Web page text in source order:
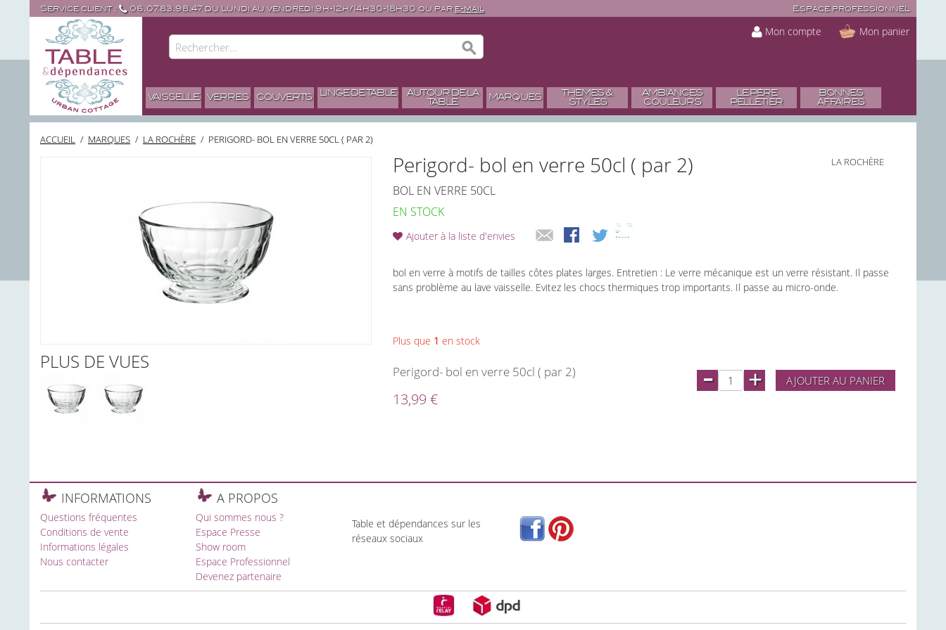
Service client : 06.07.83.98.47 du Lundi au vendredi 9h-12h/14h30-18h30 ou par e-mail Espace professionnel
Mon compte Mon panier
VAISSELLE VERRES COUVERTS LINGE DE TABLE
AUTOUR DE LA
TABLE
MARQUES
THÈMES &
STYLES
AMBIANCES
COULEURS
LE PÈRE
PELLETIER
BONNES
AFFAIRES
ACCUEIL / MARQUES / LA ROCHÈRE / PERIGORD- BOL EN VERRE 50CL ( PAR 2)
PLUS DE VUES
Perigord- bol en verre 50cl ( par 2)
BOL EN VERRE 50CL
LA ROCHÈRE
EN STOCK
Ajouter à la liste d'envies
bol en verre à motifs de tailles côtes plates larges. Entretien : Le verre mécanique est un verre résistant. Il passe
sans problème au lave vaisselle. Evitez les chocs thermiques trop importants. Il passe au micro-onde.
Plus que 1 en stock
Perigord- bol en verre 50cl ( par 2)
AJOUTER AU PANIER
- +
13,99 €
INFORMATIONS
Questions fréquentes
Conditions de vente
Informations légales
Nous contacter
A PROPOS
Qui sommes nous ?
Espace Presse
Show room
Espace Professionnel
Devenez partenaire
Table et dépendances sur les
réseaux sociaux